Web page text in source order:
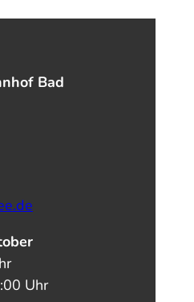
Bad
Uhr